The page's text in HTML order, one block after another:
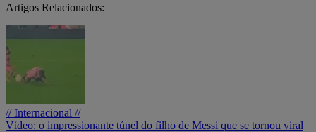
Artigos Relacionados:
// Internacional //
Vídeo: o impressionante túnel do filho de Messi que se tornou viral